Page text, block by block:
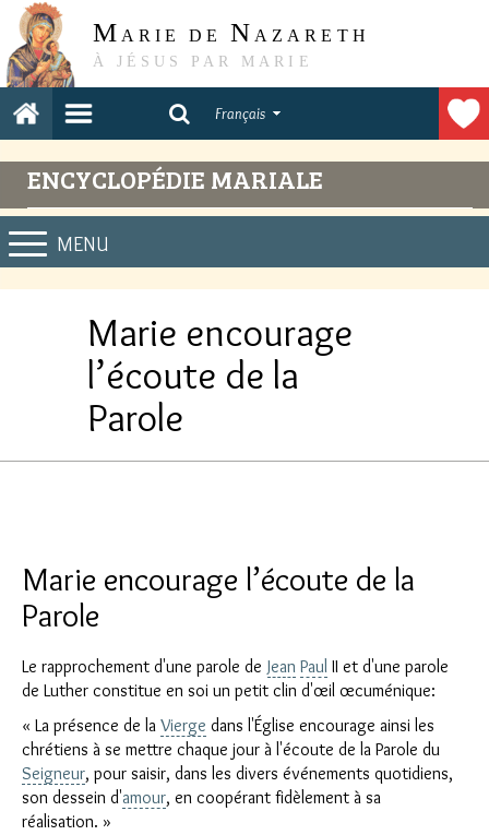
M ARIE DE N AZARETH
À JÉSUS PAR MARIE
Français
ENCYCLOPÉDIE MARIALE
MENU
Marie encourage
l’écoute de la
Parole
Marie encourage l’écoute de la
Parole
Le rapprochement d'une parole de Jean Paul II et d'une parole
de Luther constitue en soi un petit clin d'œil œcuménique:
« La présence de la Vierge dans l'Église encourage ainsi les
chrétiens à se mettre chaque jour à l'écoute de la Parole du
Seigneur, pour saisir, dans les divers événements quotidiens,
son dessein d'amour, en coopérant fidèlement à sa
réalisation. »